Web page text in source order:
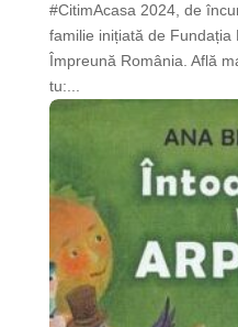
#CitimAcasa 2024, de
familie inițiată de Fundația
Împreună România. Află
tu:...